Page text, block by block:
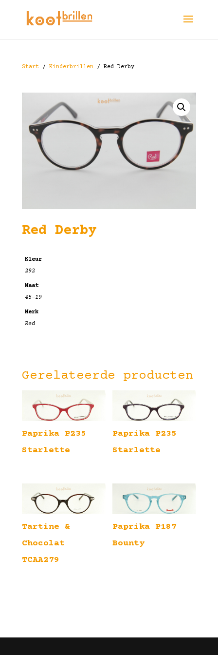
Start/ Kinderbrillen/ Red Derby
Red Derby
Kleur
292
Maat
45-19
Merk
Red
Gerelateerde producten
Paprika P235
Starlette
Paprika P235
Starlette
Tartine &
Chocolat
TCAA279
Paprika P187
Bounty